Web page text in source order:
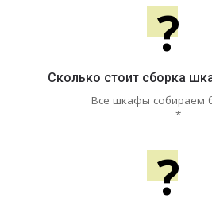
?
Сколько стоит сборка
Все шкафы собираем
*
?